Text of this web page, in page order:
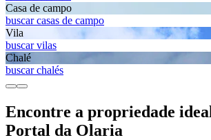
Casa de campo
buscar casas de campo
Vila
buscar vilas
Chalé
buscar chalés
Encontre a propriedade
Portal da Olaria